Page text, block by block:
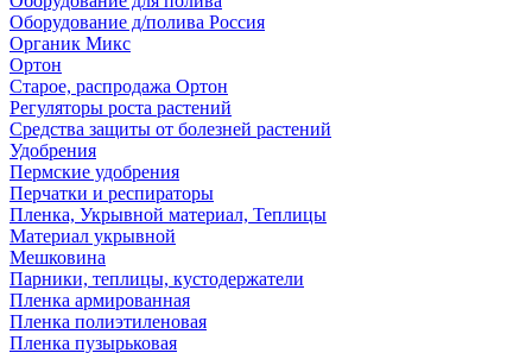
Оборудование д/полива Россия
Органик Микс
Ортон
Старое, распродажа Ортон
Регуляторы роста растений
Средства защиты от болезней растений
Удобрения
Пермские удобрения
Перчатки и респираторы
Пленка, Укрывной материал, Теплицы
Материал укрывной
Мешковина
Парники, теплицы, кустодержатели
Пленка армированная
Пленка полиэтиленовая
Пленка пузырьковая